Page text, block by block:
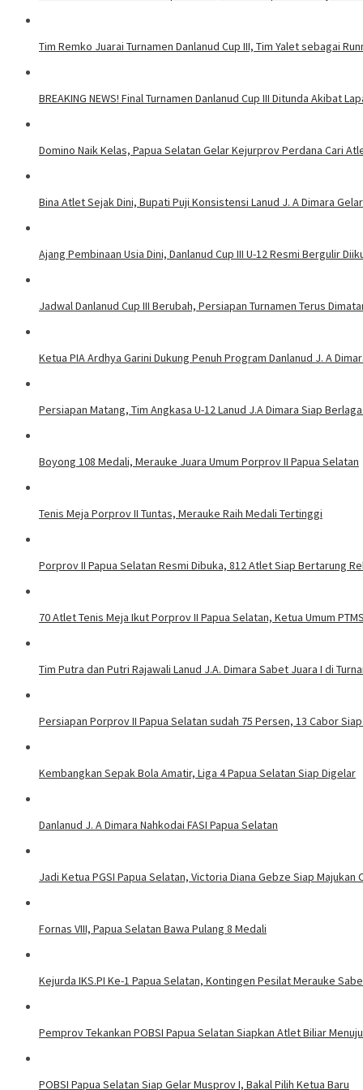
Tim Remko Juarai Turnamen Danlanud Cup III, Tim Yalet sebagai
BREAKING NEWS! Final Turnamen Danlanud Cup III Ditunda Akibat
Domino Naik Kelas, Papua Selatan Gelar Kejurprov Perdana Cari
Bina Atlet Sejak Dini, Bupati Puji Konsistensi Lanud J. A Dimara
Ajang Pembinaan Usia Dini, Danlanud Cup III U-12 Resmi Bergulir
Jadwal Danlanud Cup III Berubah, Persiapan Turnamen Terus
Ketua PIA Ardhya Garini Dukung Penuh Program Danlanud J. A
Persiapan Matang, Tim Angkasa U-12 Lanud J.A Dimara Siap
Boyong 108 Medali, Merauke Juara Umum Porprov II Papua Selatan
Tenis Meja Porprov II Tuntas, Merauke Raih Medali Tertinggi
Porprov II Papua Selatan Resmi Dibuka, 812 Atlet Siap Bertarung
70 Atlet Tenis Meja Ikut Porprov II Papua Selatan, Ketua Umum
Tim Putra dan Putri Rajawali Lanud J.A. Dimara Sabet Juara I di
Persiapan Porprov II Papua Selatan sudah 75 Persen, 13 Cabor
Kembangkan Sepak Bola Amatir, Liga 4 Papua Selatan Siap Digelar
Danlanud J. A Dimara Nahkodai FASI Papua Selatan
Jadi Ketua PGSI Papua Selatan, Victoria Diana Gebze Siap Majukan
Fornas VIII, Papua Selatan Bawa Pulang 8 Medali
Kejurda IKS.PI Ke-1 Papua Selatan, Kontingen Pesilat Merauke
Pemprov Tekankan POBSI Papua Selatan Siapkan Atlet Biliar Menuju
POBSI Papua Selatan Siap Gelar Musprov I, Bakal Pilih Ketua Baru